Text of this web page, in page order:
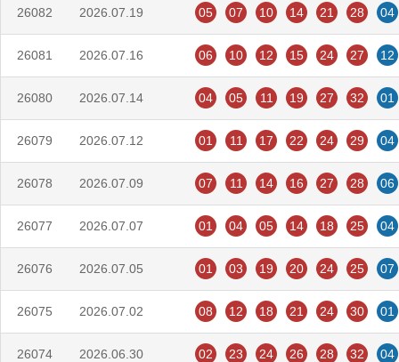
26082 2026.07.19 05 07 10 14 21 28 04
26081 2026.07.16 06 10 12 15 24 27 12
26080 2026.07.14 04 05 11 19 27 32 01
26079 2026.07.12 01 11 17 22 24 29 04
26078 2026.07.09 07 11 14 16 27 28 06
26077 2026.07.07 01 04 05 14 18 25 04
26076 2026.07.05 01 03 19 20 24 25 07
26075 2026.07.02 08 12 18 21 24 30 01
26074 2026.06.30 02 23 24 26 28 32 04